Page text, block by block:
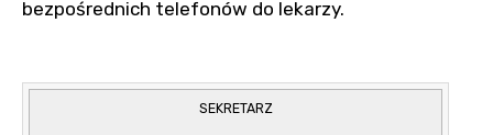
bezpośrednich telefonów do lekarzy.
SEKRETARZ